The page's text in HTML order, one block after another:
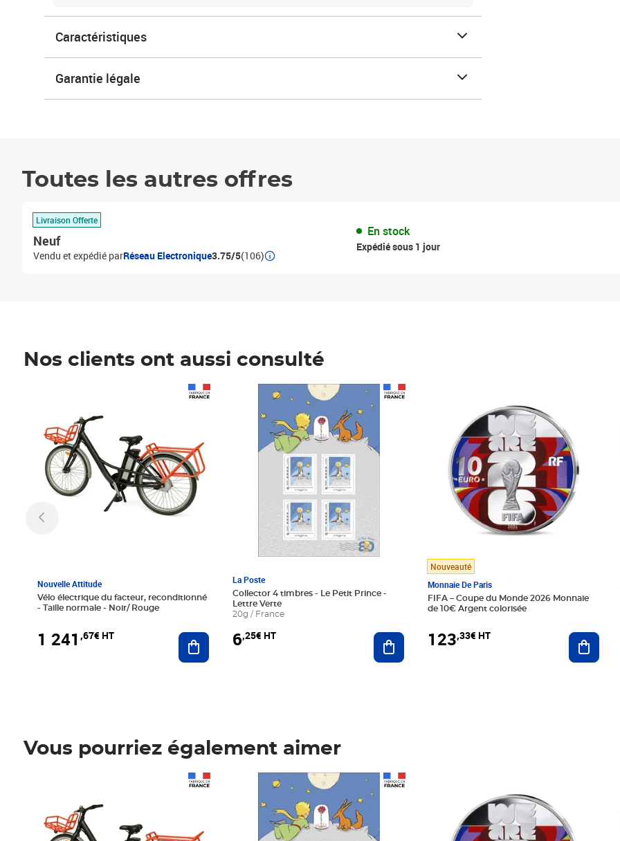
Caractéristiques
Garantie légale
Toutes les autres offres
Livraison Offerte
Neuf
Vendu et expédié parRéseau Electronique3.75/5(106)
En stock
Expédié sous 1 jour
Nos clients ont aussi consulté
Nouvelle Attitude
Vélo électrique du facteur, reconditionné
- Taille normale - Noir/ Rouge
1 241 ,67€ HT Ajouter au panier
La Poste
Collector 4 timbres - Le Petit Prince -
Lettre Verte
20g / France
6,25€ HT
Prix 6,25€ HT
Ajouter au panier
Nouveauté
Monnaie De Paris
FIFA – Coupe du Monde 2026 Monnaie
de 10€ Argent colorisée
123,33€ HT
Vous pourriez également aimer
Prix 6,25€ HT